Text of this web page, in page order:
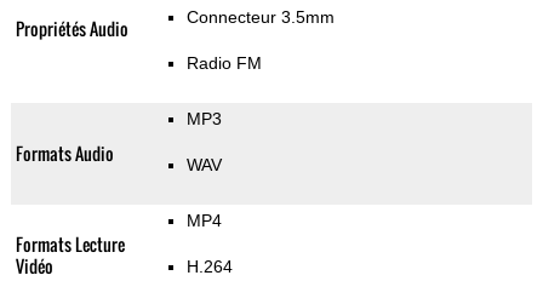
Propriétés Audio Connecteur 3.5mm
Radio FM
Formats Audio
MP3
WAV
Formats Lecture
Vidéo
MP4
H.264